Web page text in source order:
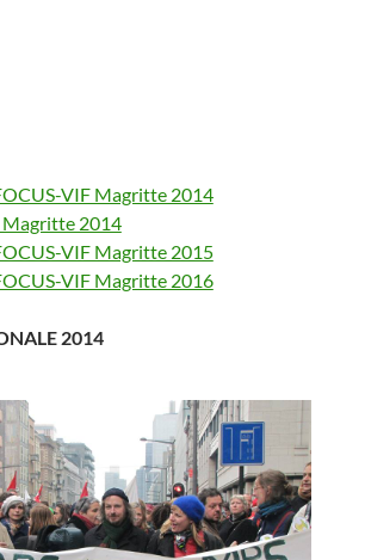
VIF Magritte 2014
Magritte 2014
VIF Magritte 2015
VIF Magritte 2016
2014